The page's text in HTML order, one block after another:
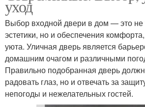
уход
Выбор входной двери в дом — это не
эстетики, но и обеспечения
уюта. Уличная дверь является
домашним очагом и различными
Правильно подобранная дверь
радовать глаз, но и отвечать за
непогоды и нежелательных гостей.